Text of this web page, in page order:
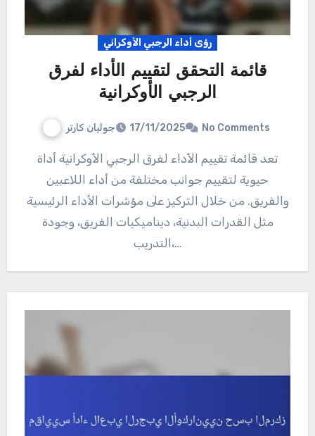
رؤى أداء الرجبي الأوكراني
قائمة التحقق لتقييم الأداء لفرق
الرجبي الأوكرانية
جوليان كارتر 17/11/2025 No Comments
تعد قائمة تقييم الأداء لفرق الرجبي الأوكرانية أداة
حيوية لتقييم جوانب مختلفة من أداء اللاعبين
والفريق. من خلال التركيز على مؤشرات الأداء الرئيسية
مثل القدرات البدنية، ديناميكيات الفريق، وجودة
التدريب،…